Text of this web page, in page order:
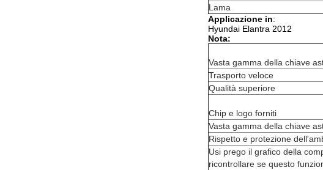
Lama
Applicazione in:
Hyundai Elantra 2012
Nota:
Vasta gamma della chiave
Trasporto veloce
Qualità superiore
Chip e logo forniti
Vasta gamma della chiave
Rispetto e protezione
Usi prego il grafico della
ricontrollare se questo